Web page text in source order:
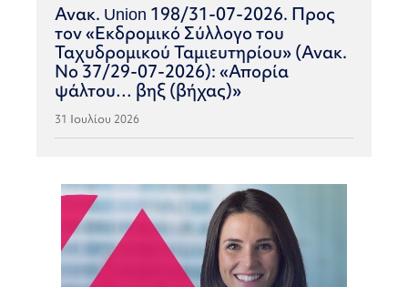
Ανακ. Union 198/31-07-2026. Προς
τον «Εκδρομικό Σύλλογο του
Ταχυδρομικού Ταμιευτηρίου» (Ανακ.
Νο 37/29-07-2026): «Απορία
ψάλτου… βηξ (βήχας)»
31 Ιουλίου 2026